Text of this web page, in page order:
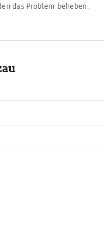
das Problem beheben.